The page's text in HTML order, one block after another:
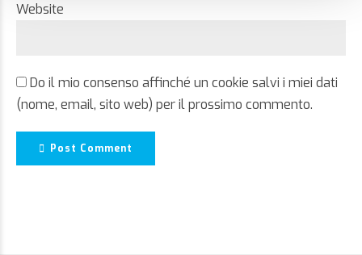
Website
Do il mio consenso affinché un cookie salvi i miei dati
(nome, email, sito web) per il prossimo commento.
Post Comment